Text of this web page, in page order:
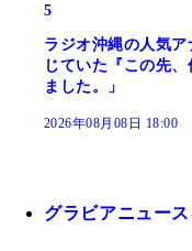
5
ラジオ沖縄の人気
じていた『この先
ました。」
2026年08月08日 18:00
グラビアニュー